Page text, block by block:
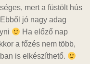
mert a füstölt hús
jó nagy adag
Ha előző nap
a főzés nem több,
is elkészíthető.